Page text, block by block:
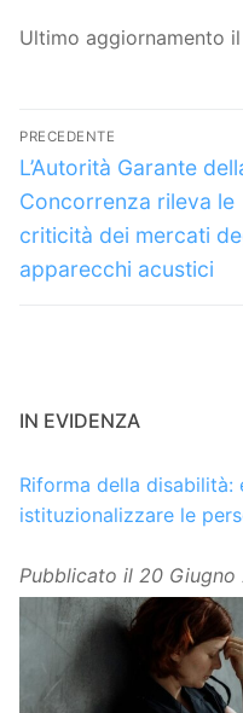
Ultimo aggiornamento
Navigazione
articoli
PRECEDENTE
Articolo
precedente:
L’Autorità Garante
Concorrenza rileva le
criticità dei mercati
apparecchi acustici
IN EVIDENZA
Riforma della
istituzionalizzare le
Pubblicato il 20 Giugno